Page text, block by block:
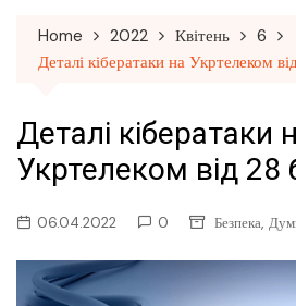
Home 2022 Квітень
6
Деталі кібератаки на Укртелеком
Деталі кібератаки
Укртелеком від 28
06.04.2022 0 Безпека,